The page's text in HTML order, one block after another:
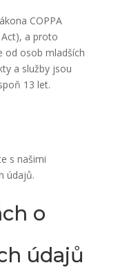
COPPA
a proto
od osob mladších
a služby jsou
13 let.
s našimi
údajů.
o
údajů